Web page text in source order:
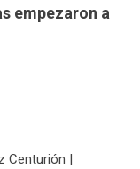
empezaron a
Centurión |